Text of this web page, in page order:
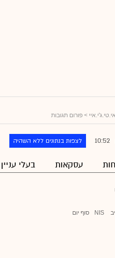
אי.טי.ג'י.איי > פורום תגובות
10:52 לצפות בנתונים ללא השהיה
עסקאות בעלי עניין
NIS סוף יום